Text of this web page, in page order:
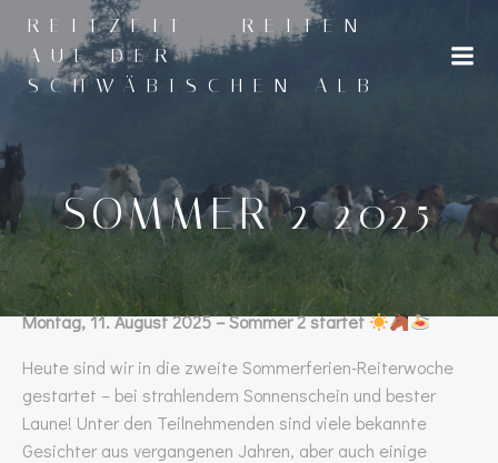
Inhalt
REITZEIT - REITEN
AUF DER
SCHWÄBISCHEN ALB
SOMMER 2 2025
Montag, 11. August 2025 – Sommer 2 startet
Heute sind wir in die zweite Sommerferien-Reiterwoche
gestartet – bei strahlendem Sonnenschein und bester
Laune! Unter den Teilnehmenden sind viele bekannte
Gesichter aus vergangenen Jahren, aber auch einige